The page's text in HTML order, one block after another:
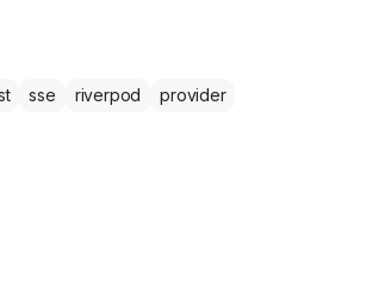
sse riverpod provider